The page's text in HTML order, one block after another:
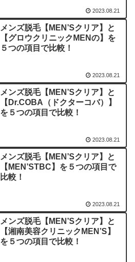
2023.08.21
メンズ脱毛【MEN’Sクリア】と
【グロウクリニックMENの】を
５つの項目で比較！
2023.08.21
メンズ脱毛【MEN’Sクリア】と
【Dr.COBA（ドクターコバ）】
を５つの項目で比較！
2023.08.21
メンズ脱毛【MEN’Sクリア】と
【MEN’STBC】を５つの項目で
比較！
2023.08.21
メンズ脱毛【MEN’Sクリア】と
【湘南美容クリニックMEN’S】
を５つの項目で比較！